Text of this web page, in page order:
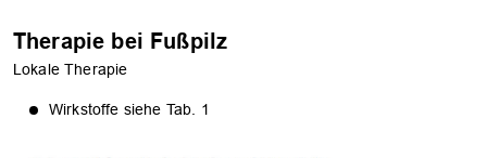
Therapie bei Fußpilz
Lokale Therapie
Wirkstoffe siehe Tab. 1